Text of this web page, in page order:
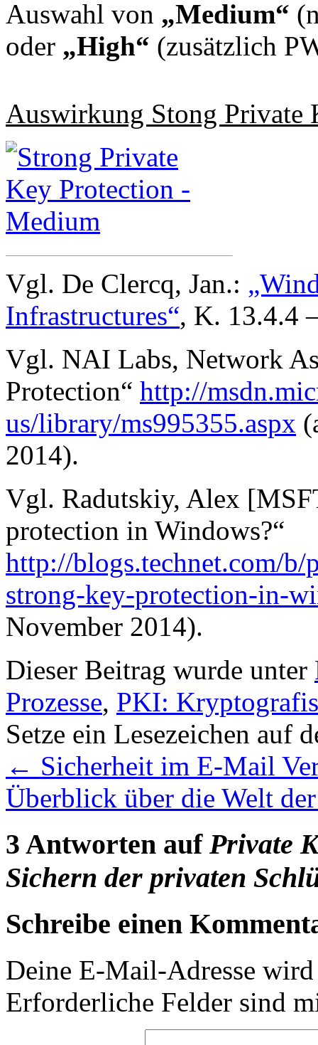
Auswahl von „Medium“
oder „High“ (zusätzlich
Auswirkung Stong Private
Vgl. De Clercq, Jan.:
Infrastructures“, K. 13.4.4
Vgl. NAI Labs, Network
Protection“ http://
us/library/ms995355.aspx
2014).
Vgl. Radutskiy, Alex
protection in Windows?“
http://blogs.technet.com/
strong-key-protection-in-
November 2014).
Dieser Beitrag wurde unter
Prozesse, PKI:
Setze ein Lesezeichen auf
← Sicherheit im E-Mail
Überblick über die Welt
3 Antworten auf Private
Sichern der privaten
Schreibe einen
Deine E-Mail-Adresse
Erforderliche Felder sind